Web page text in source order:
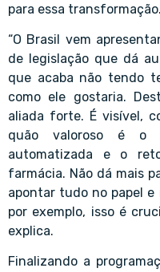
para essa transformação.
“O Brasil vem
de legislação que dá
que acaba não tendo
como ele gostaria.
aliada forte. É visível,
quão valoroso é o
automatizada e o
farmácia. Não dá mais
apontar tudo no papel e
por exemplo, isso é
explica.
Finalizando a